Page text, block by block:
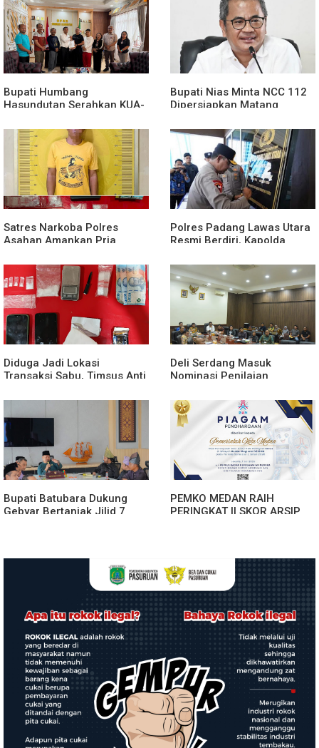
Bupati Humbang
Hasundutan Serahkan KUA-
Tahun Anggaran 2026.
Bupati Nias Minta NCC 112
Dipersiapkan Matang
Satres Narkoba Polres
Asahan Amankan Pria
Dugaan Sabu, Sita 19,60
Gram Barang Bukti
Polres Padang Lawas Utara
Resmi Berdiri, Kapolda
Humanis dan Penambahan
Personel
Diduga Jadi Lokasi
Transaksi Sabu, Timsus Anti
Amankan Seorang Pria
dengan Barang Bukti 63,67
Gram Sabu
Deli Serdang Masuk
Nominasi Penilaian
Juta Rumah Regional
Sumatera
Bupati Batubara Dukung
Gebyar Bertanjak Jilid 7
PEMKO MEDAN RAIH
PERINGKAT II SKOR ARSIP